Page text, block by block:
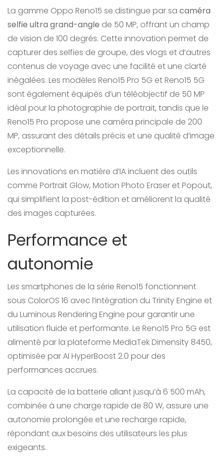
La gamme Oppo Reno15 se distingue par sa caméra
selfie ultra grand-angle de 50 MP, offrant un champ
de vision de 100 degrés. Cette innovation permet de
capturer des selfies de groupe, des vlogs et d’autres
contenus de voyage avec une facilité et une clarté
inégalées. Les modèles Reno15 Pro 5G et Reno15 5G
sont également équipés d’un téléobjectif de 50 MP
idéal pour la photographie de portrait, tandis que le
Reno15 Pro propose une caméra principale de 200
MP, assurant des détails précis et une qualité d’image
exceptionnelle.
Les innovations en matière d’IA incluent des outils
comme Portrait Glow, Motion Photo Eraser et Popout,
qui simplifient la post-édition et améliorent la qualité
des images capturées.
Performance et
autonomie
Les smartphones de la série Reno15 fonctionnent
sous ColorOS 16 avec l’intégration du Trinity Engine et
du Luminous Rendering Engine pour garantir une
utilisation fluide et performante. Le Reno15 Pro 5G est
alimenté par la plateforme MediaTek Dimensity 8450,
optimisée par AI HyperBoost 2.0 pour des
performances accrues.
La capacité de la batterie allant jusqu’à 6 500 mAh,
combinée à une charge rapide de 80 W, assure une
autonomie prolongée et une recharge rapide,
répondant aux besoins des utilisateurs les plus
exigeants.